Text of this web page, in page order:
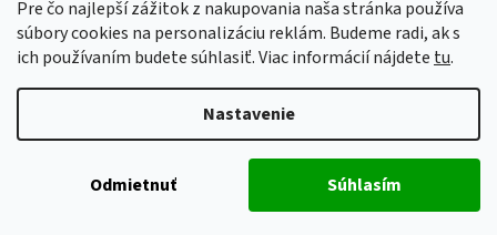
Pre čo najlepší zážitok z nakupovania naša stránka používa
súbory cookies na personalizáciu reklám. Budeme radi, ak s
ich používaním budete súhlasiť. Viac informácií nájdete tu.
Nastavenie
Odmietnuť Súhlasím